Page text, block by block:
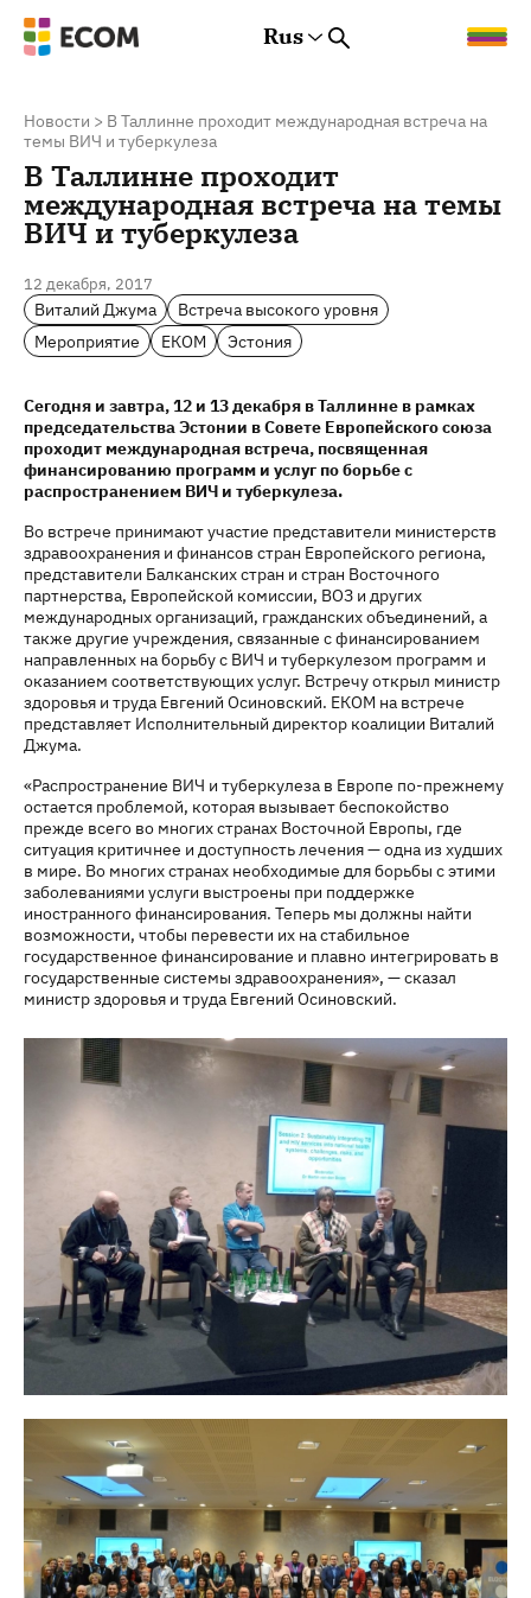
Rus
Новости > В Таллинне проходит международная встреча на
темы ВИЧ и туберкулеза
В Таллинне проходит
международная встреча на темы
ВИЧ и туберкулеза
12 декабря, 2017
Виталий Джума
Встреча высокого уровня
Мероприятие
ЕКОМ Эстония
Сегодня и завтра, 12 и 13 декабря в Таллинне в рамках
председательства Эстонии в Совете Европейского союза
проходит международная встреча, посвященная
финансированию программ и услуг по борьбе с
распространением ВИЧ и туберкулеза.
Во встрече принимают участие представители министерств
здравоохранения и финансов стран Европейского региона,
представители Балканских стран и стран Восточного
партнерства, Европейской комиссии, ВОЗ и других
международных организаций, гражданских объединений, а
также другие учреждения, связанные с финансированием
направленных на борьбу с ВИЧ и туберкулезом программ и
оказанием соответствующих услуг. Встречу открыл министр
здоровья и труда Евгений Осиновский. ЕКОМ на встрече
представляет Исполнительный директор коалиции Виталий
Джума.
«Распространение ВИЧ и туберкулеза в Европе по-прежнему
остается проблемой, которая вызывает беспокойство
прежде всего во многих странах Восточной Европы, где
ситуация критичнее и доступность лечения — одна из худших
в мире. Во многих странах необходимые для борьбы с этими
заболеваниями услуги выстроены при поддержке
иностранного финансирования. Теперь мы должны найти
возможности, чтобы перевести их на стабильное
государственное финансирование и плавно интегрировать в
государственные системы здравоохранения», — сказал
министр здоровья и труда Евгений Осиновский.